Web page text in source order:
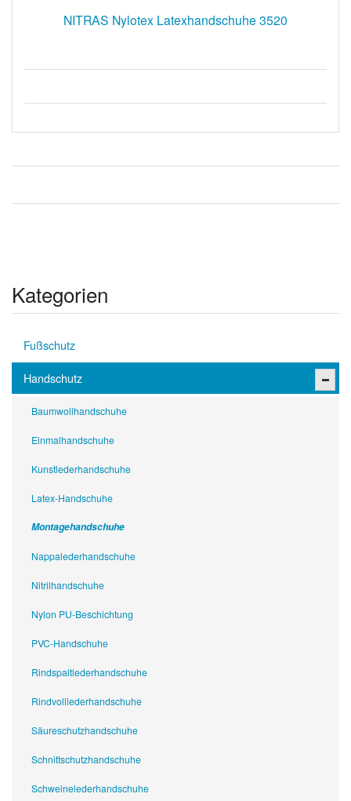
NITRAS Nylotex Latexhandschuhe 3520
Kategorien
Fußschutz
Handschutz
Baumwollhandschuhe
Einmalhandschuhe
Kunstlederhandschuhe
Latex-Handschuhe
Montagehandschuhe
Nappalederhandschuhe
Nitrilhandschuhe
Nylon PU-Beschichtung
PVC-Handschuhe
Rindspaltlederhandschuhe
Rindvolllederhandschuhe
Säureschutzhandschuhe
Schnittschutzhandschuhe
Schweinelederhandschuhe